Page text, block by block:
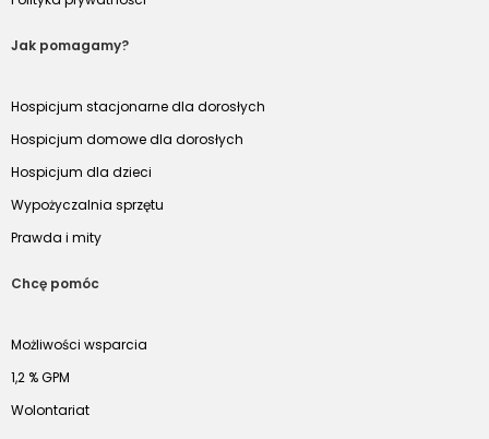
Jak pomagamy?
Hospicjum stacjonarne dla dorosłych
Hospicjum domowe dla dorosłych
Hospicjum dla dzieci
Wypożyczalnia sprzętu
Prawda i mity
Chcę pomóc
Możliwości wsparcia
1,2 % GPM
Wolontariat